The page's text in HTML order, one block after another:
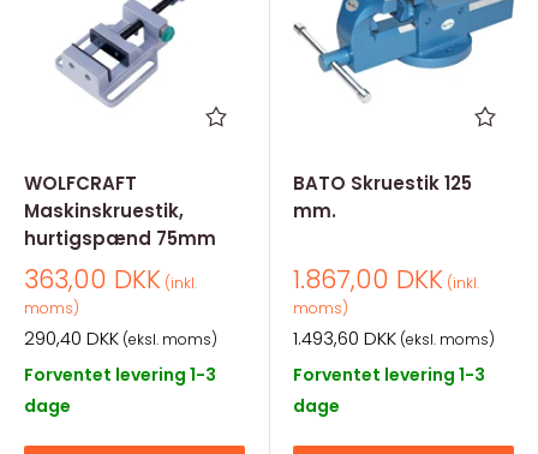
WOLFCRAFT
Maskinskruestik,
hurtigspænd 75mm
Salgspris
363,00 DKK (inkl.
moms)
Salgspris
290,40 DKK (eksl. moms)
Forventet levering 1-3
dage
BATO Skruestik 125
mm.
Salgspris
1.867,00 DKK (inkl.
moms)
Salgspris
1.493,60 DKK (eksl. moms)
Forventet levering 1-3
dage